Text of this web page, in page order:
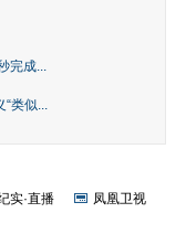
完成...
“类似...
实·直播
凤凰卫视